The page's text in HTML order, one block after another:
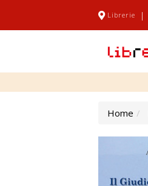
Librerie |
Home